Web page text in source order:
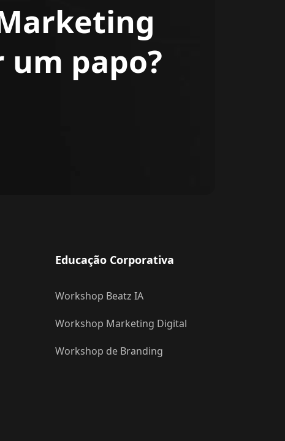
papo?
Educação Corporativa
Workshop Beatz IA
Workshop Marketing Digital
Workshop de Branding